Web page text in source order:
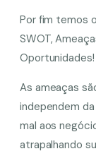
Por fim temos
SWOT,
Oportunidades!
As ameaças
independem
mal aos
atrapalhando